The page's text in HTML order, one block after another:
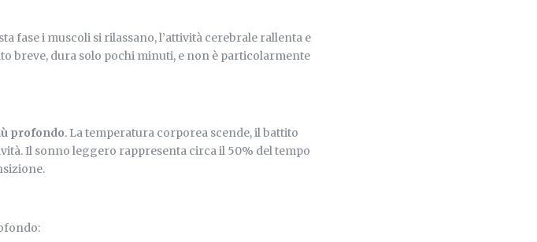
fase i muscoli si rilassano, l’attività cerebrale rallenta e
breve, dura solo pochi minuti, e non è particolarmente
profondo. La temperatura corporea scende, il battito
Il sonno leggero rappresenta circa il 50% del tempo